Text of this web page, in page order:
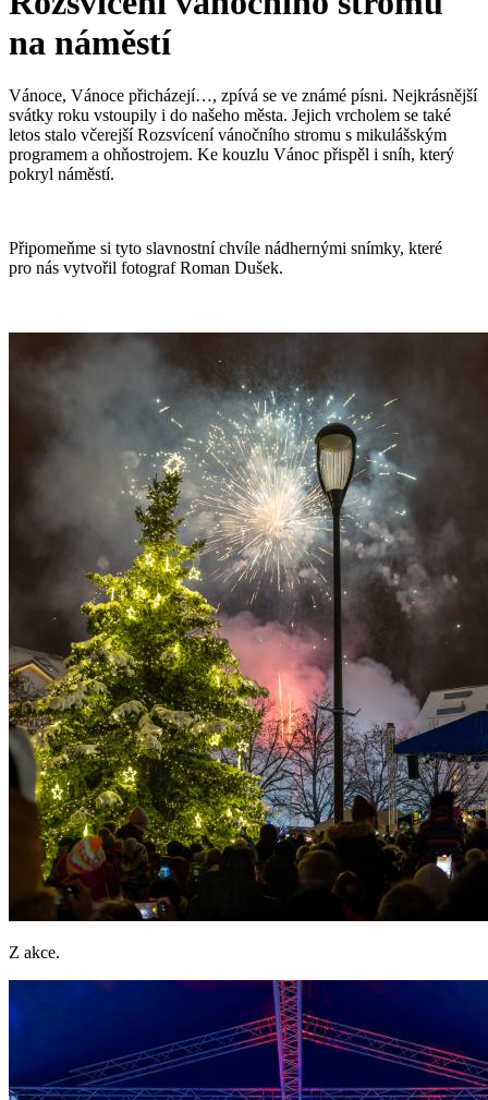
na náměstí
Vánoce, Vánoce přicházejí…, zpívá se ve známé písni. Nejkrásnější
svátky roku vstoupily i do našeho města. Jejich vrcholem se také
letos stalo včerejší Rozsvícení vánočního stromu s mikulášským
programem a ohňostrojem. Ke kouzlu Vánoc přispěl i sníh, který
pokryl náměstí.
Připomeňme si tyto slavnostní chvíle nádhernými snímky, které
pro nás vytvořil fotograf Roman Dušek.
Z akce.